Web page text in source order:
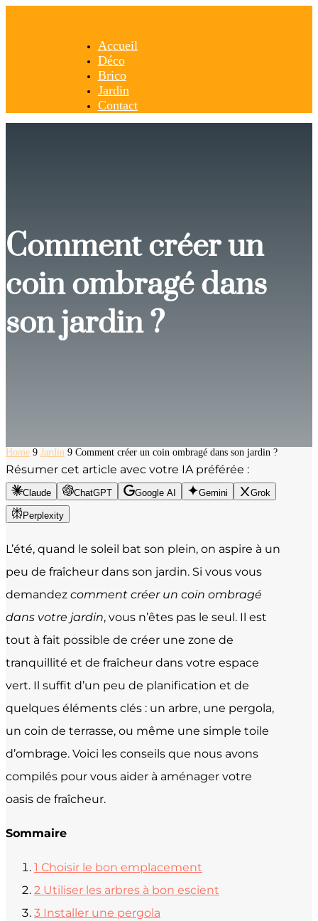
Accueil
Déco
Brico
Jardin
Contact
Comment créer un
coin ombragé dans
son jardin ?
Home 9 Jardin 9 Comment créer un coin ombragé dans son jardin ?
Résumer cet article avec votre IA préférée :
Claude ChatGPT Google AI Gemini Grok
Perplexity
L’été, quand le soleil bat son plein, on aspire à un
peu de fraîcheur dans son jardin. Si vous vous
demandez comment créer un coin ombragé
dans votre jardin, vous n’êtes pas le seul. Il est
tout à fait possible de créer une zone de
tranquillité et de fraîcheur dans votre espace
vert. Il suffit d’un peu de planification et de
quelques éléments clés : un arbre, une pergola,
un coin de terrasse, ou même une simple toile
d’ombrage. Voici les conseils que nous avons
compilés pour vous aider à aménager votre
oasis de fraîcheur.
Sommaire
1 Choisir le bon emplacement
2 Utiliser les arbres à bon escient
3 Installer une pergola